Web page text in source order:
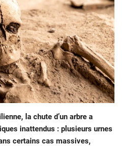
la chute d’un arbre a
inattendus : plusieurs urnes
certains cas massives,